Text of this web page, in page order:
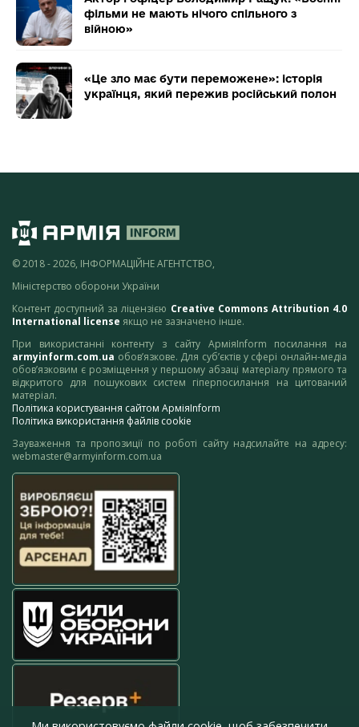
фільми не мають нічого спільного з
війною»
«Це зло має бути переможене»: історія
українця, який пережив російський полон
© 2018 - 2026, ІНФОРМАЦІЙНЕ АГЕНТСТВО,
Міністерство оборони України
Контент доступний за ліцензією Creative Commons Attribution 4.0
International license якщо не зазначено інше.
При використанні контенту з сайту АрміяInform посилання на
armyinform.com.ua обов’язкове. Для суб’єктів у сфері онлайн-медіа
обов’язковим є розміщення у першому абзаці матеріалу прямого та
відкритого для пошукових систем гіперпосилання на цитований
матеріал.
Політика користування сайтом АрміяInform
Політика використання файлів cookie
Зауваження та пропозиції по роботі сайту надсилайте на адресу:
webmaster@armyinform.com.ua